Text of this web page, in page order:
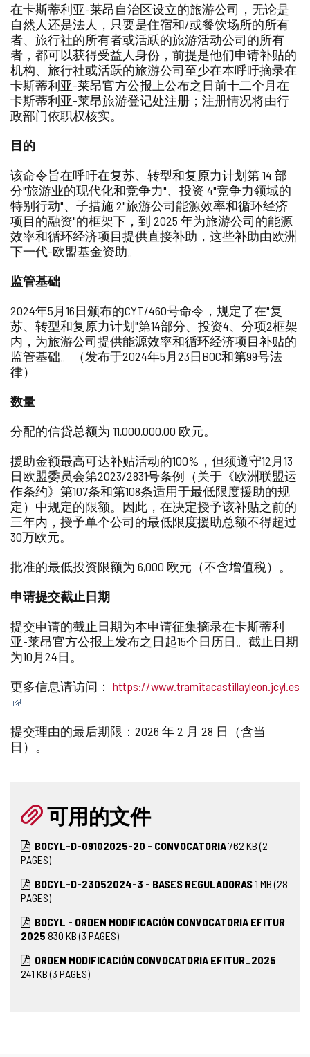
在卡斯蒂利亚-莱昂自治区设立的旅游公司，无论是
自然人还是法人，只要是住宿和/或餐饮场所的所有
者、旅行社的所有者或活跃的旅游活动公司的所有
者，都可以获得受益人身份，前提是他们申请补贴的
机构、旅行社或活跃的旅游公司至少在本呼吁摘录在
卡斯蒂利亚-莱昂官方公报上公布之日前十二个月在
卡斯蒂利亚-莱昂旅游登记处注册；注册情况将由行
政部门依职权核实。
目的
该命令旨在呼吁在复苏、转型和复原力计划第 14 部
分"旅游业的现代化和竞争力"、投资 4"竞争力领域的
特别行动"、子措施 2"旅游公司能源效率和循环经济
项目的融资"的框架下，到 2025 年为旅游公司的能源
效率和循环经济项目提供直接补助，这些补助由欧洲
下一代-欧盟基金资助。
监管基础
2024年5月16日颁布的CYT/460号命令，规定了在"复
苏、转型和复原力计划"第14部分、投资4、分项2框架
内，为旅游公司提供能源效率和循环经济项目补贴的
监管基础。（发布于2024年5月23日BOC和第99号法
律）
数量
分配的信贷总额为 11,000,000.00 欧元。
援助金额最高可达补贴活动的100%，但须遵守12月13
日欧盟委员会第2023/2831号条例（关于《欧洲联盟运
作条约》第107条和第108条适用于最低限度援助的规
定）中规定的限额。因此，在决定授予该补贴之前的
三年内，授予单个公司的最低限度援助总额不得超过
30万欧元。
批准的最低投资限额为 6,000 欧元（不含增值税）。
申请提交截止日期
提交申请的截止日期为本申请征集摘录在卡斯蒂利
亚-莱昂官方公报上发布之日起15个日历日。截止日期
为10月24日。
更多信息请访问： https://www.tramitacastillayleon.jcyl.es
提交理由的最后期限：2026 年 2 月 28 日（含当
日）。
可用的文件
BOCYL-D-09102025-20 - CONVOCATORIA762 KB(2
PAGES)
BOCYL-D-23052024-3 - BASES REGULADORAS 1 MB(28
PAGES)
BOCYL - ORDEN MODIFICACIÓN CONVOCATORIA EFITUR
2025 830 KB(3 PAGES)
ORDEN MODIFICACIÓN CONVOCATORIA EFITUR_2025
241 KB(3 PAGES)